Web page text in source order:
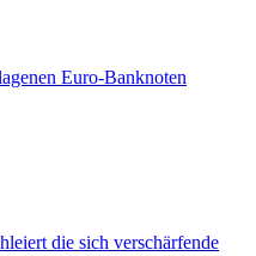
Euro-Banknoten
die sich verschärfende